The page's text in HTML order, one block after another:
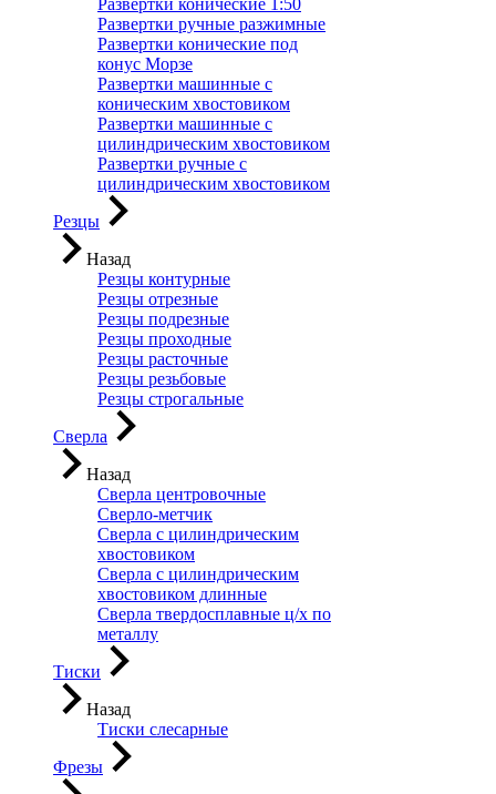
Развертки конические 1:50
Развертки ручные разжимные
Развертки конические под
конус Морзе
Развертки машинные с
коническим хвостовиком
Развертки машинные с
цилиндрическим хвостовиком
Развертки ручные с
цилиндрическим хвостовиком
Резцы
Назад
Резцы контурные
Резцы отрезные
Резцы подрезные
Резцы проходные
Резцы расточные
Резцы резьбовые
Резцы строгальные
Сверла
Назад
Сверла центровочные
Сверло-метчик
Сверла с цилиндрическим
хвостовиком
Сверла с цилиндрическим
хвостовиком длинные
Сверла твердосплавные ц/х по
металлу
Тиски
Назад
Тиски слесарные
Фрезы